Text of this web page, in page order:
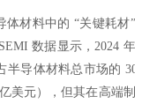
体材料中的 “关键耗材”
数据显示，2024 年
半导体材料总市场的
美元），但其在高端制